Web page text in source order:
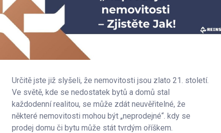
Určitě jste již slyšeli, že nemovitosti jsou zlato 21. století.
Ve světě, kde se nedostatek bytů a domů stal
každodenní realitou, se může zdát neuvěřitelné, že
některé nemovitosti mohou být „neprodejné“. kdy se
prodej domu či bytu může stát tvrdým oříškem.